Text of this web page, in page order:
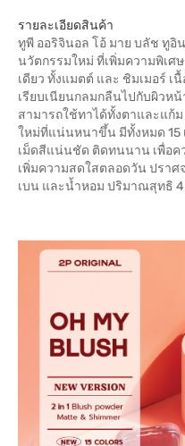
รายละเอียดสินค้า
ทูพี ออริจินอล โอ้ มาย บลัช ทู
นวัตกรรมใหม่ ที่เพิ่มความพิเศ
เดียว ทั้งแมตต์ และ ชิมเมอร์
เรียบเนียนกลมกลืนไปกับผิวห
สามารถใช้ทาได้ทั้งตาและแก้
ใหม่ที่แน่นหนาขึ้น มีทั้งหมด 15
เม็ดสีแน่นชัด ติดทนนาน เพื่อค
เพิ่มความสดใสตลอดวัน ปรา
เบน และน้ำหอม ปริมาณสุทธิ